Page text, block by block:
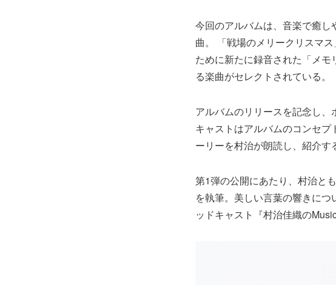
今回のアルバムは、音楽で癒
曲。 「戦場のメリークリスマ
ために新たに録音された「メ
る楽曲がセレクトされている。
アルバムのリリースを記念し
キャストはアルバムのコンセ
ーリーを村治が朗読し、紹介す
第1弾の公開にあたり、村治と
を執筆。美しい言葉の響きに
ッドキャスト『村治佳織の